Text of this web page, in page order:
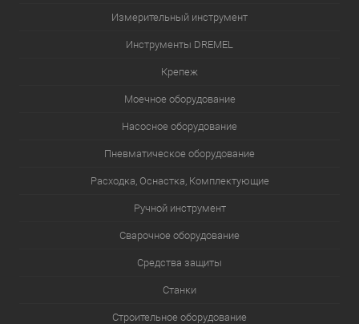
Измерительный инструмент
Инструменты DREMEL
Крепеж
Моечное оборудование
Насосное оборудование
Пневматическое оборудование
Расходка, Оснастка, Комплектующие
Ручной инструмент
Сварочное оборудование
Средства защиты
Станки
Строительное оборудование